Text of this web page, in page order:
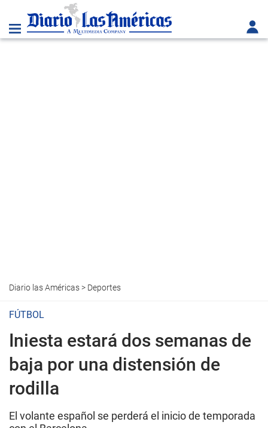
Diario las Américas> Deportes
FÚTBOL
Iniesta estará dos semanas de
baja por una distensión de
rodilla
El volante español se perderá el inicio de temporada